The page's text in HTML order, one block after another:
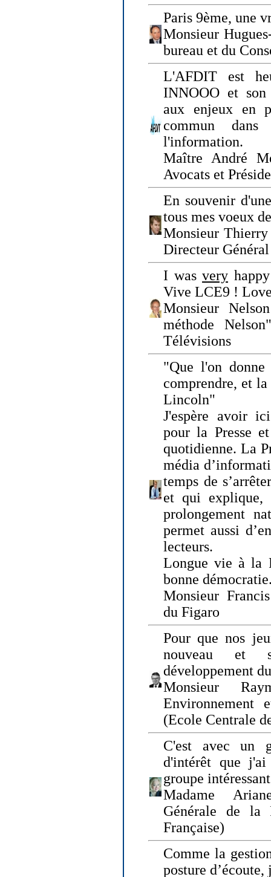
Paris 9ème, une
Monsieur
bureau et du
L'AFDIT est
INNOOO et
aux enjeux en
commun
l'information.
Maître André
Avocats et
En souvenir
tous mes voeux
Monsieur
Directeur
I was very
Vive LCE9 !
Monsieur
méthode
Télévisions
"Que l'on
comprendre, et
Lincoln"
J'espère avoir
pour la Presse
quotidienne. La
média
temps de
et qui explique,
prolongement
permet aussi
lecteurs.
Longue vie à la
bonne
Monsieur
du Figaro
Pour que nos
nouveau et
développement
Monsieur
Environnement
(Ecole Centrale
C'est avec un
d'intérêt que
groupe
Madame
Générale de la
Française)
Comme la
posture